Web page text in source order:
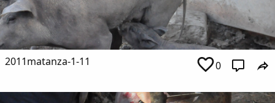
2011matanza-1-11 0